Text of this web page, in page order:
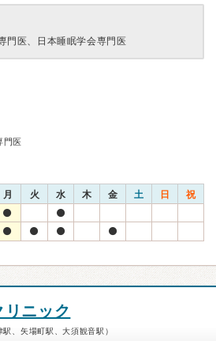
門医、日本睡眠学会専門医
門医
月 火 水 木 金 土 日 祝
ニック
、矢場町駅、大須観音駅）